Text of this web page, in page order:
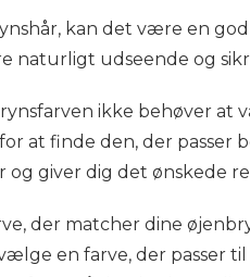
kan det være en
naturligt udseende og
ikke behøver
at finde den, der passer
giver dig det ønskede
der matcher dine
en farve, der passer